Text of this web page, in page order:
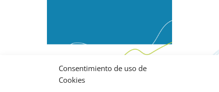
Consentimiento de uso de
Cookies
Estrategia de Wetlands International
(2026 – 2035)